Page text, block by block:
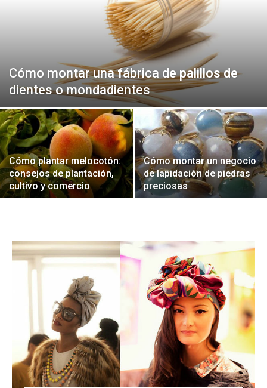
Cómo montar una fábrica de palillos de
dientes o mondadientes
Cómo plantar melocotón:
consejos de plantación,
cultivo y comercio
Cómo montar un negocio
de lapidación de piedras
preciosas